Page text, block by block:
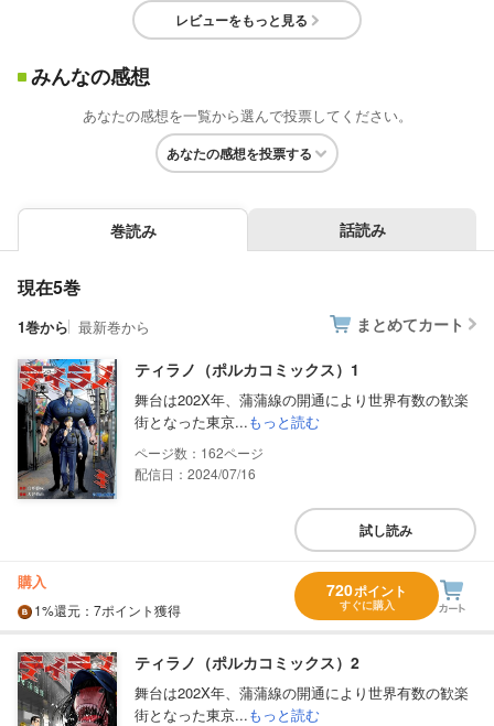
レビューをもっと見る
みんなの感想
あなたの感想を一覧から選んで投票してください。
あなたの感想を投票する
巻読み 話読み
現在5巻
1巻から 最新巻から まとめてカート
ティラノ（ポルカコミックス）1
舞台は202X年、蒲蒲線の開通により世界有数の歓楽
街となった東京...もっと読む
162
配信日：2024/07/16
試し読み
購入
1%還元 ：7ポイント獲得
720ポイント
すぐに購入
ティラノ（ポルカコミックス）2
舞台は202X年、蒲蒲線の開通により世界有数の歓楽
街となった東京...もっと読む